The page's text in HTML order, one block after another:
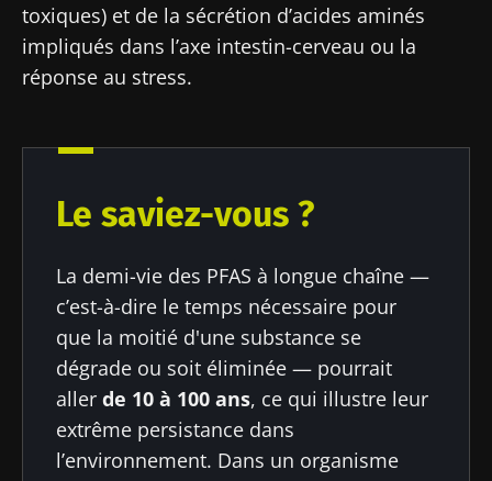
toxiques) et de la sécrétion d’acides aminés
impliqués dans l’axe intestin-cerveau ou la
réponse au stress.
Le saviez-vous ?
La demi-vie des PFAS à longue chaîne —
c’est-à-dire le temps nécessaire pour
que la moitié d'une substance se
dégrade ou soit éliminée — pourrait
aller de 10 à 100 ans, ce qui illustre leur
extrême persistance dans
l’environnement. Dans un organisme
Redirection
Se tenir informé
Rejoignez la communauté Microbiota des
professionnels de santé et des chercheurs et
recevez le "Microbiota Digest" et le "HCP
Magazine" pour rester au courant des
dernières actualités sur le microbiote.
Ne partez pas si vite !
Rejoignez la communauté Microbiota des
recevez le "Microbiota Digest" et le "HCP
dernières actualités sur le microbiote.
Je souhaite m'inscrire afin de recevoir
d'autres actualités de Biocodex
J’ai lu et accepte lesCGUet lapolitique de